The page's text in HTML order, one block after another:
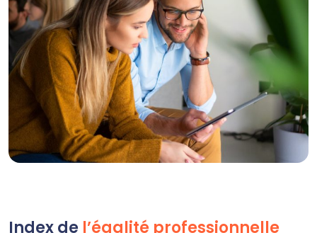
Index de l’égalité professionnelle